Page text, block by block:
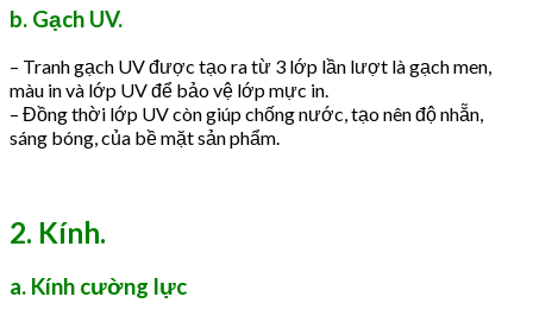
b. Gạch UV.
– Tranh gạch UV được tạo ra từ 3 lớp lần lượt là gạch men,
màu in và lớp UV để bảo vệ lớp mực in.
– Đồng thời lớp UV còn giúp chống nước, tạo nên độ nhẵn,
sáng bóng, của bề mặt sản phẩm.
2. Kính.
a. Kính cường lực